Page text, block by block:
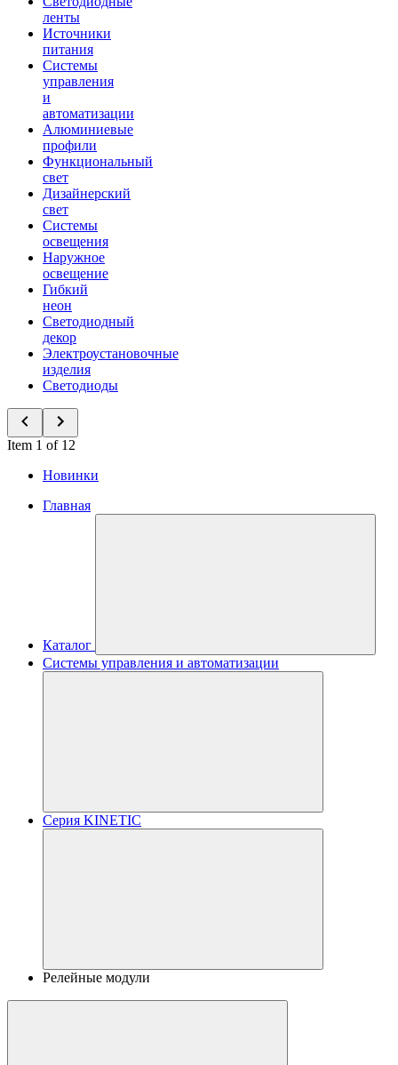
ленты
Источники
питания
Системы
управления
и
автоматизации
Алюминиевые
профили
Функциональный
свет
Дизайнерский
свет
Системы
освещения
Наружное
освещение
Гибкий
неон
Светодиодный
декор
Электроустановочные
изделия
Светодиоды
Item 1 of 12
Новинки
Главная
Каталог
Системы управления и автоматизации
Серия KINETIC
Релейные модули